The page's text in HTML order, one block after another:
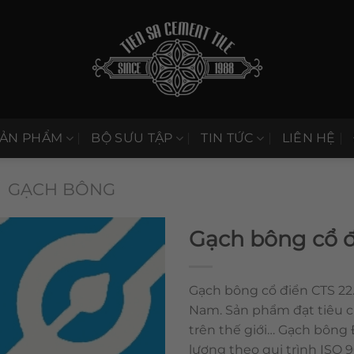
PHẨM BỘ SƯU TẬP TIN TỨC LIÊN HỆ
GẠCH BÔNG
Gạch bông cổ
Gạch bông cổ điển CTS
Nam. Sản phẩm đạt tiêu
trên thế giới… Gạch bông
lượng theo qui trình ISO